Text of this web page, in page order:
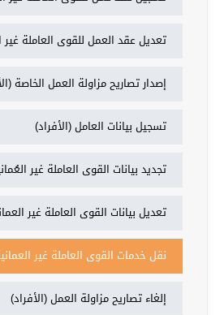
تعديل عقد العمل للقوى العاملة غير
إصدار تصاريح مزاولة العمل الخاصة
تسجيل بيانات العامل (الأفراد)
تجديد بيانات القوى العاملة غير
تعديل بيانات القوى العاملة غير
نقل خدمات القوى العاملة غير
إلغاء تصاريح مزاولة العمل (الأفراد)